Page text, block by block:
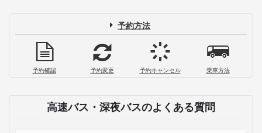
予約方法
予約確認 予約変更 予約キャンセル 乗車方法
高速バス・深夜バスのよくある質問